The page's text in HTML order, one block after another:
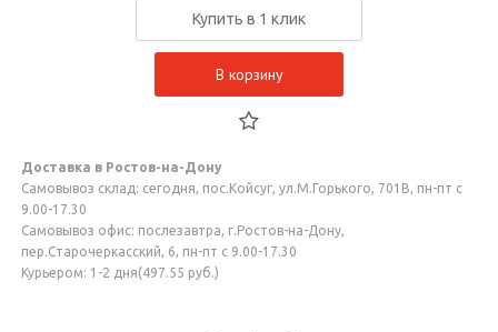
Купить в 1 клик
В корзину
Доставка в Ростов-на-Дону
Самовывоз склад: сегодня, пос.Койсуг, ул.М.Горького, 701В, пн-пт с
9.00-17.30
Самовывоз офис: послезавтра, г.Ростов-на-Дону,
пер.Старочеркасский, 6, пн-пт с 9.00-17.30
Курьером: 1-2 дня(497.55 руб.)